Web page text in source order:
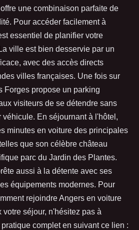
une combinaison parfaite de
Pour accéder facilement à
essentiel de planifier votre
ville est bien desservie par un
avec des accès directs
villes françaises. Une fois sur
Forges propose un parking
visiteurs de se détendre sans
En séjournant à l'hôtel,
minutes en voiture des principales
que son célèbre château
parc du Jardin des Plantes.
aussi à la détente avec ses
équipements modernes. Pour
rejoindre Angers en voiture
séjour, n'hésitez pas à
complet en suivant ce lien :